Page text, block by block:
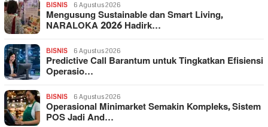
BISNIS 6 Agustus 2026
Mengusung Sustainable dan Smart Living,
NARALOKA 2026 Hadirk…
BISNIS 6 Agustus 2026
Predictive Call Barantum untuk Tingkatkan Efisiensi
Operasio…
BISNIS 6 Agustus 2026
Operasional Minimarket Semakin Kompleks, Sistem
POS Jadi And…